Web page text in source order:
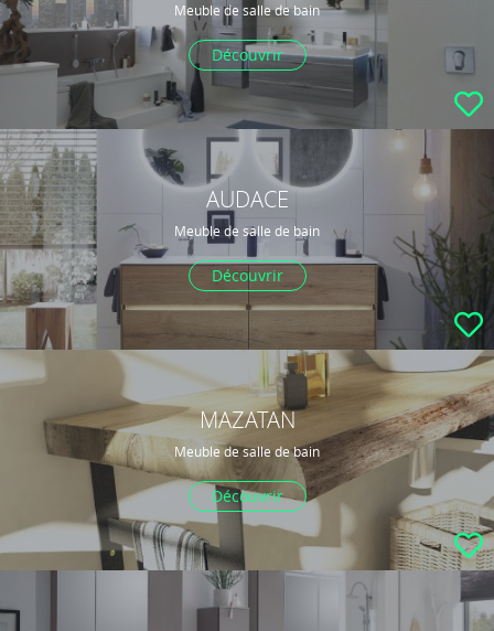
Meuble de salle de bain
Découvrir
AUDACE
Meuble de salle de bain
Découvrir
MAZATAN
Meuble de salle de bain
Découvrir